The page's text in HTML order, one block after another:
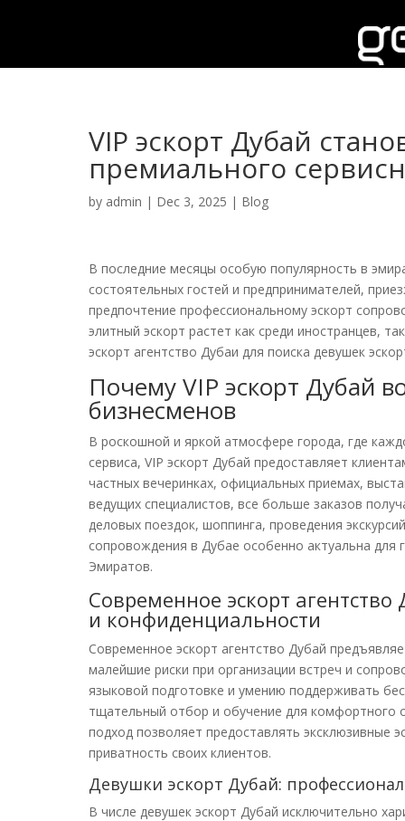
VIP эскорт Дубай
премиального
by admin | Dec 3, 2025 | Blog
В последние месяцы особую популярность в
состоятельных гостей и предпринимателей,
предпочтение профессиональному эскорт
элитный эскорт растет как среди иностранцев,
эскорт агентство Дубаи для поиска девушек
Почему VIP эскорт Дубай
бизнесменов
В роскошной и яркой атмосфере города, где
сервиса, VIP эскорт Дубай предоставляет
частных вечеринках, официальных приемах,
ведущих специалистов, все больше заказов
деловых поездок, шоппинга, проведения
сопровождения в Дубае особенно актуальна для
Эмиратов.
Современное эскорт
и конфиденциальности
Современное эскорт агентство Дубай
малейшие риски при организации встреч и
языковой подготовке и умению поддерживать
тщательный отбор и обучение для комфортного
подход позволяет предоставлять эксклюзивные
приватность своих клиентов.
Девушки эскорт Дубай:
В числе девушек эскорт Дубай исключительно